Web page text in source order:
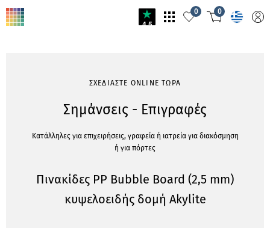
4.5
0 0
ΣΧΕΔΙΑΣΤΕ ONLINE ΤΩΡΑ
Σημάνσεις - Επιγραφές
Κατάλληλες για επιχειρήσεις, γραφεία ή ιατρεία για διακόσμηση
ή για πόρτες
Πινακίδες PP Bubble Board (2,5 mm)
κυψελοειδής δομή Akylite